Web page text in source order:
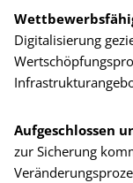
Digitalisierung
Aufgeschlossen
zur Sicherung